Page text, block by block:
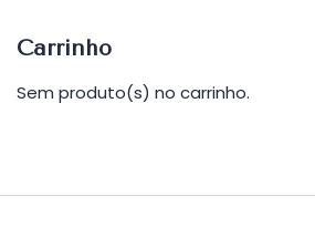
Carrinho
Sem produto(s) no carrinho.